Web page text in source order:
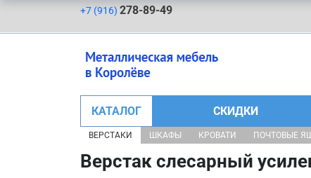
+7 (916) 278-89-49
КАТАЛОГ СКИДКИ
ВЕРСТАКИ ШКАФЫ КРОВАТИ ПОЧТОВЫЕ
Верстак слесарный